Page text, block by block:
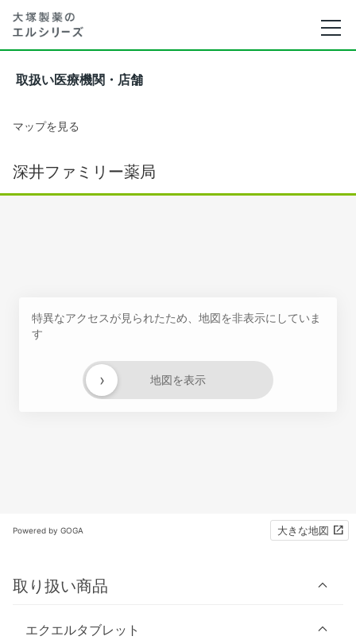
取扱い医療機関・店舗
マップを見る
深井ファミリー薬局
特異なアクセスが見られたため、地図を非表示にしていま
す
地図を表示
›
Powered by GOGA 大きな地図
取り扱い商品
エクエルタブレット